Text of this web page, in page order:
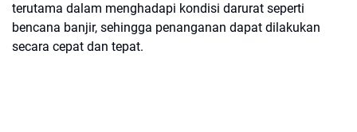
terutama dalam menghadapi kondisi darurat seperti
bencana banjir, sehingga penanganan dapat dilakukan
secara cepat dan tepat.